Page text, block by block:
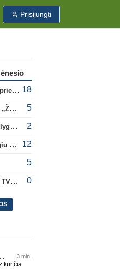
Prisijungti
„Kauno Žalgiris“ neturėjo vilčių prieš „Dinamo“ 18
A. Tapinas atskleidė, kiek tiksliai „Žalgiris“ jau uždirbo iš UEFA premijų 5
V. Dambrausko ekipa Čempionų lygos atrankoje patyrė skaudžią nesėkmę 2
L. Messi pasižymėjo kilniu poelgiu dėl kilusių gaisrų Madride 12
5
Dvikovas su „Hajduk“ transliuos TV3, paskutinėje transliacijoje – nauji rekordai 0
„Crystal Palace“ ekipą 3 min.
kur čia